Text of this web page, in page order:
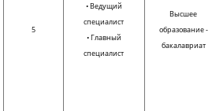
5
• Ведущий
специалист
• Главный
специалист
Высшее
образование -
бакалавриат